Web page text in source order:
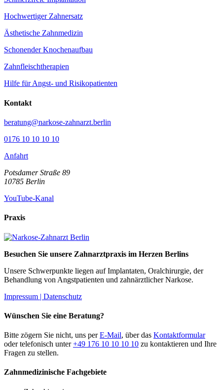
Hochwertiger Zahnersatz
Ästhetische Zahnmedizin
Schonender Knochenaufbau
Zahnfleischtherapien
Hilfe für Angst- und Risikopatienten
Kontakt
beratung@narkose-zahnarzt.berlin
0176 10 10 10 10
Anfahrt
Potsdamer Straße 89
10785 Berlin
YouTube-Kanal
Praxis
Besuchen Sie unsere Zahnarztpraxis im Herzen Berlins
Unsere Schwerpunkte liegen auf Implantaten, Oralchirurgie, der
Behandlung von Angstpatienten und zahnärztlicher Narkose.
Impressum | Datenschutz
Wünschen Sie eine Beratung?
Bitte zögern Sie nicht, uns perE-Mail, über das Kontaktformular
oder telefonisch unter+49 176 10 10 10 10 zu kontaktieren und Ihre
Fragen zu stellen.
Zahnmedizinische Fachgebiete